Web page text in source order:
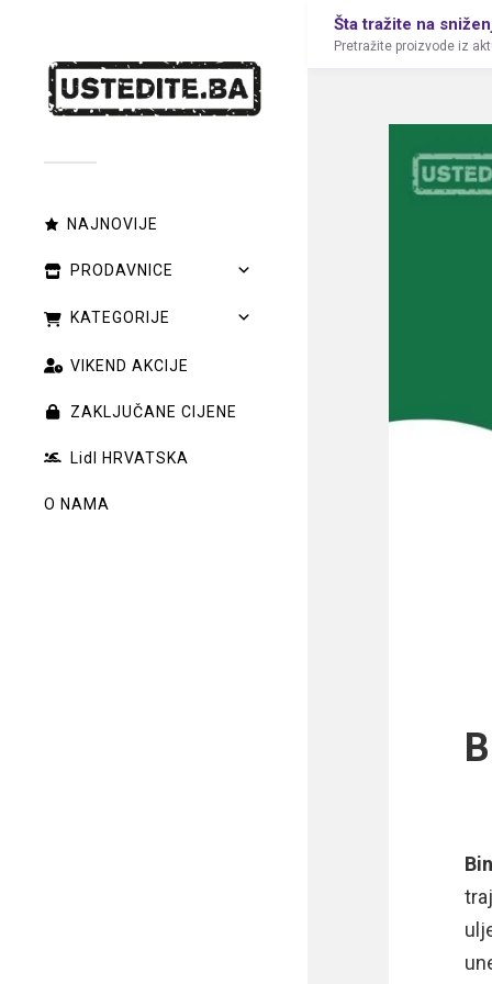
NAJNOVIJE
PRODAVNICE
KATEGORIJE
VIKEND AKCIJE
ZAKLJUČANE CIJENE
Lidl HRVATSKA
O NAMA
Šta tražite na
Pretražite proizvode iz